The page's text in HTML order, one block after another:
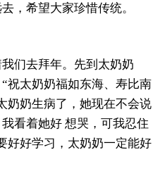
，希望大家珍惜传统。
们去拜年。先到太奶奶
祝太奶奶福如东海、寿比南
奶奶生病了，她现在不会说
看着她好 想哭，可我忍住
好好学习，太奶奶一定能好